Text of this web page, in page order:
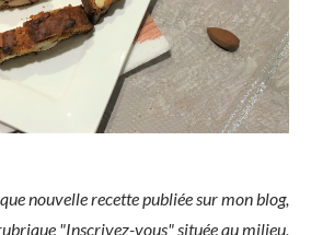
nouvelle recette publiée sur mon blog,
"Inscrivez-vous" située au milieu,